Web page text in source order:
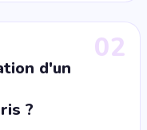
02
d'un
?